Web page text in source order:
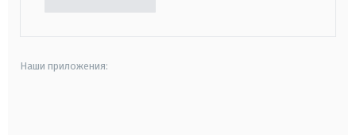
Наши приложения: